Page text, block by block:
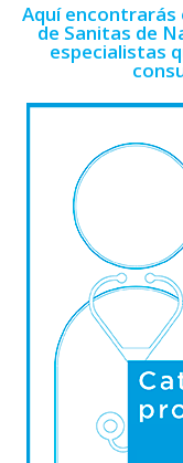
Aquí encontrarás
de Sanitas de
especialistas